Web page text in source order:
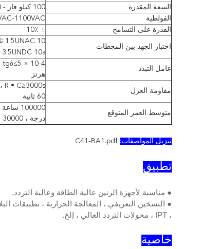
السعة المقدرة
100 كيلو فار - 1500 كيلو فار
الفولطية
1100VAC
القدرة على التسامح
± 10٪
اختبار الجهد بين المحطات
1.5UNAC 10 ثانية
3.5UNDC 10s في 25
عامل التبدد
هرتز
مقاومة العزل
60 ثانية
متوسط ​​العمر المتوقع
درجة ، 30000 ساعة في أورمس
تنزيل المواصفات: C41-BA1.pdf
تطبيق
● مناسبة لأجهزة الرنين عالية الطاقة وعالية التردد.
●
، IPT ، محولات التردد العالي ، إلخ.
خاصية